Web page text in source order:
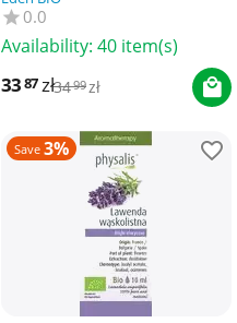
0.0
Availability: 40 item(s)
3387zł3499 zł
Save 3%